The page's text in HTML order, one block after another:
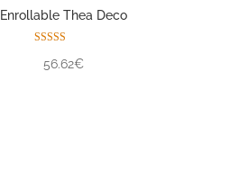
Enrollable Thea Deco
5.00
56.62€